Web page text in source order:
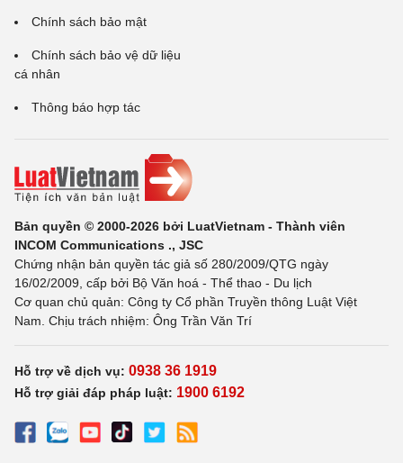
Chính sách bảo mật
Chính sách bảo vệ dữ liệu
cá nhân
Thông báo hợp tác
Bản quyền © 2000-2026 bởi LuatVietnam - Thành viên
INCOM Communications ., JSC
Chứng nhận bản quyền tác giả số 280/2009/QTG ngày
16/02/2009, cấp bởi Bộ Văn hoá - Thể thao - Du lịch
Cơ quan chủ quản: Công ty Cổ phần Truyền thông Luật Việt
Nam. Chịu trách nhiệm: Ông Trần Văn Trí
Hỗ trợ về dịch vụ: 0938 36 1919
Hỗ trợ giải đáp pháp luật: 1900 6192